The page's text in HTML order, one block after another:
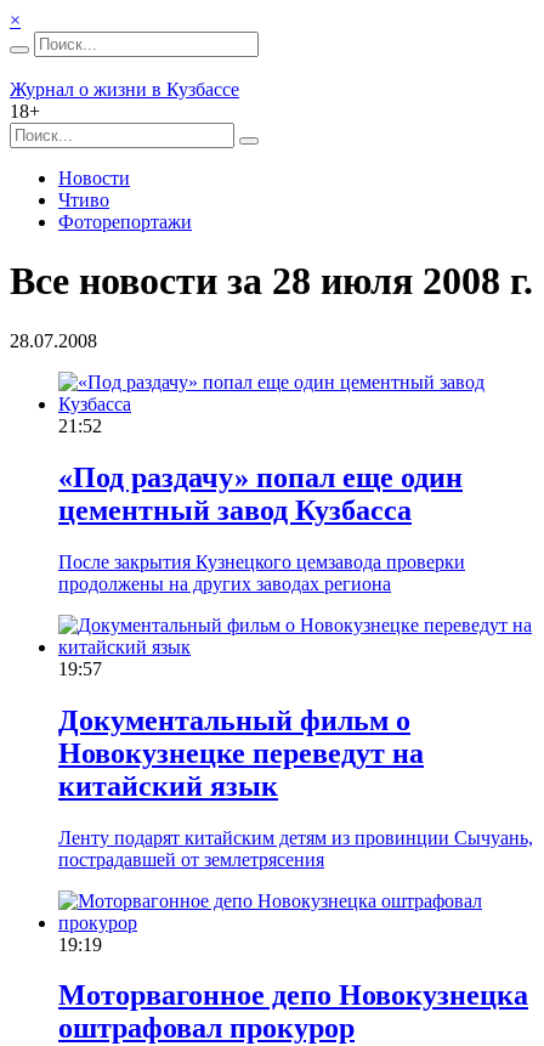
×
Журнал о жизни в Кузбассе
18+
Новости
Чтиво
Фоторепортажи
Все новости за 28 июля 2008 г.
28.07.2008
21:52
«Под раздачу» попал еще один
цементный завод Кузбасса
После закрытия Кузнецкого цемзавода проверки
продолжены на других заводах региона
19:57
Документальный фильм о
Новокузнецке переведут на
китайский язык
Ленту подарят китайским детям из провинции Сычуань,
пострадавшей от землетрясения
19:19
Моторвагонное депо Новокузнецка
оштрафовал прокурор